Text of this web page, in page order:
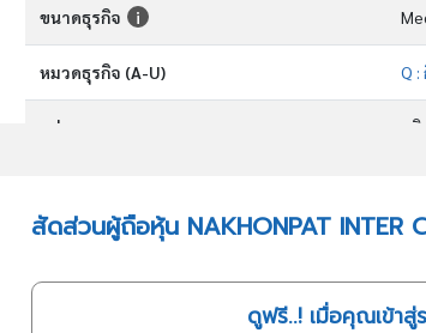
ขนาดธุรกิจ
หมวดธุรกิจ (A-U)
กลุ่มอุตสาหกรรม บริ
วัตถุประสงค์ โร
สัดส่วนผู้ถือหุ้น NAKHONPAT INTER
ดูฟรี..! เมื่อคุณเข้าสู่